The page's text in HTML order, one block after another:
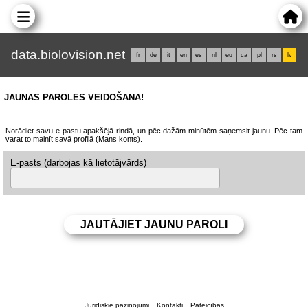
data.biolovision.net fr de it en es nl eu ca pl rs lv
JAUNAS PAROLES VEIDOŠANA!
Norādiet savu e-pastu apakšējā rindā, un pēc dažām minūtēm saņemsit jaunu. Pēc tam
varat to mainīt savā profilā (Mans konts).
E-pasts (darbojas kā lietotājvārds)
Juridiskie paziņojumi Kontakti Pateicības